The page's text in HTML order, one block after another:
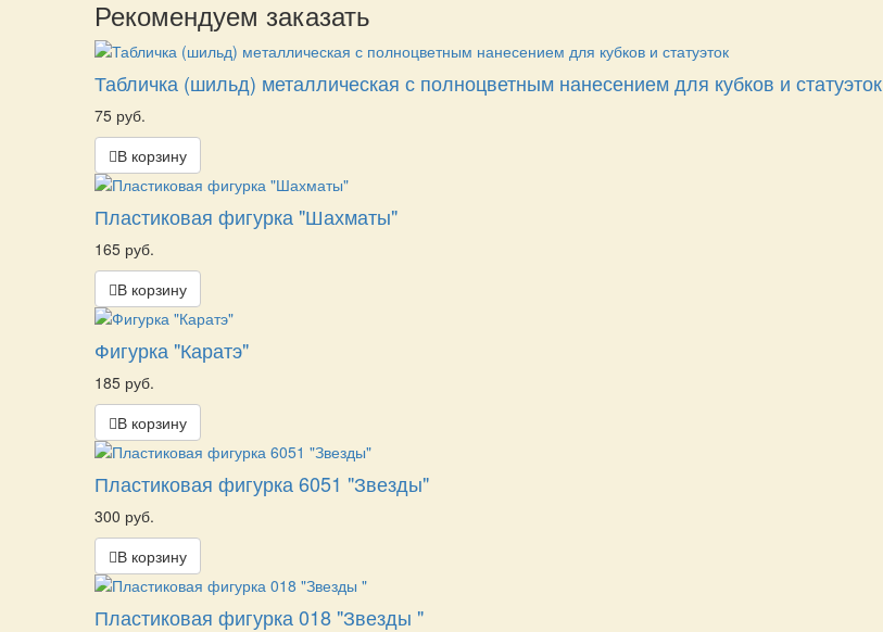
Рекомендуем заказать
Табличка (шильд) металлическая с полноцветным нанесением для кубков и статуэток
75 руб.
В корзину
Пластиковая фигурка "Шахматы"
165 руб.
В корзину
Фигурка "Каратэ"
185 руб.
В корзину
Пластиковая фигурка 6051 "Звезды"
300 руб.
В корзину
Пластиковая фигурка 018 "Звезды "